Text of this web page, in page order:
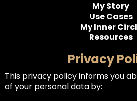
My Story
Use Cases
My Inner
Resources
Privacy
This privacy policy informs you
of your personal data by: